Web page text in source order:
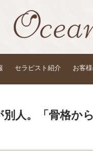
セラピスト紹介 お客
人。「骨格か